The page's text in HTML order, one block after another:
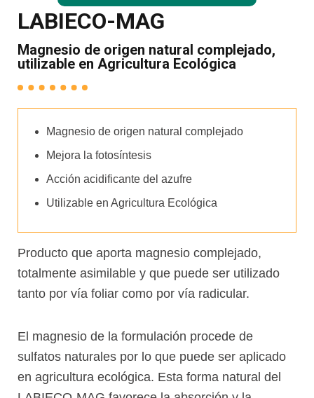
LABIECO-MAG
Magnesio de origen natural complejado,
utilizable en Agricultura Ecológica
Magnesio de origen natural complejado
Mejora la fotosíntesis
Acción acidificante del azufre
Utilizable en Agricultura Ecológica
Producto que aporta magnesio complejado,
totalmente asimilable y que puede ser utilizado
tanto por vía foliar como por vía radicular.
El magnesio de la formulación procede de
sulfatos naturales por lo que puede ser aplicado
en agricultura ecológica. Esta forma natural del